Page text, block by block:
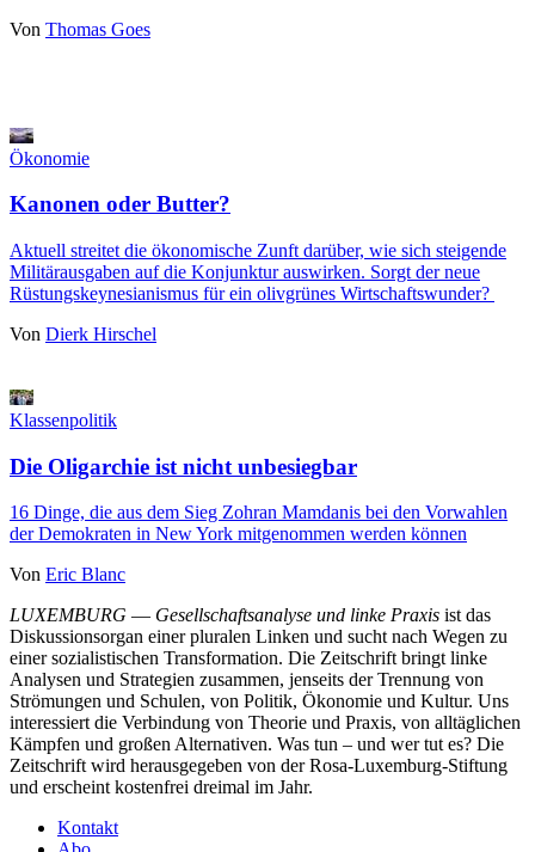
Von Thomas Goes
Ökonomie
Kanonen oder Butter?
Aktuell streitet die ökonomische Zunft darüber, wie sich steigende
Militärausgaben auf die Konjunktur auswirken. Sorgt der neue
Rüstungskeynesianismus für ein olivgrünes Wirtschaftswunder?
Von Dierk Hirschel
Klassenpolitik
Die Oligarchie ist nicht unbesiegbar
16 Dinge, die aus dem Sieg Zohran Mamdanis bei den Vorwahlen
der Demokraten in New York mitgenommen werden können
Von Eric Blanc
LUXEMBURG — Gesellschaftsanalyse und linke Praxis ist das
Diskussionsorgan einer pluralen Linken und sucht nach Wegen zu
einer sozialistischen Transformation. Die Zeitschrift bringt linke
Analysen und Strategien zusammen, jenseits der Trennung von
Strömungen und Schulen, von Politik, Ökonomie und Kultur. Uns
interessiert die Verbindung von Theorie und Praxis, von alltäglichen
Kämpfen und großen Alternativen. Was tun – und wer tut es? Die
Zeitschrift wird herausgegeben von der Rosa-Luxemburg-Stiftung
und erscheint kostenfrei dreimal im Jahr.
Kontakt